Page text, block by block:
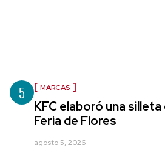
5 MARCAS
KFC elaboró una silleta
Feria de Flores
agosto 5, 2026